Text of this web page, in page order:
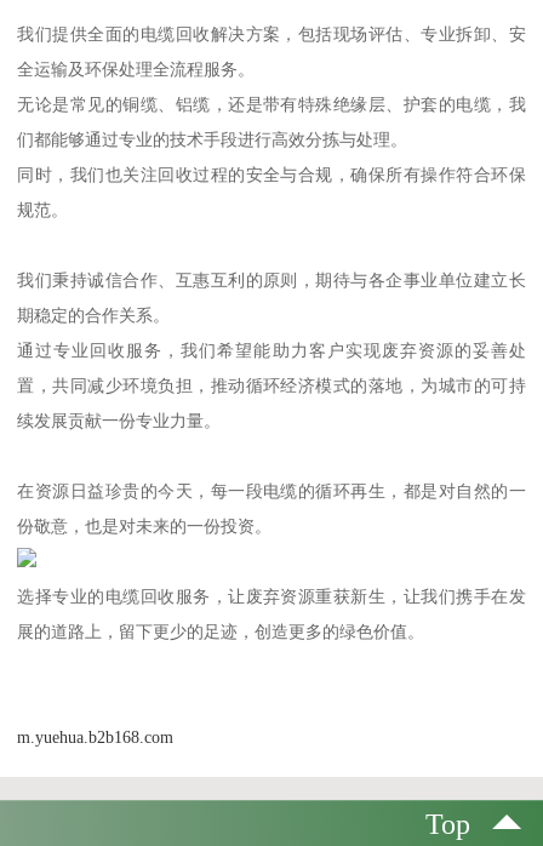
我们提供全面的电缆回收解决方案，包括现场评估、专业拆卸、安
全运输及环保处理全流程服务。
无论是常见的铜缆、铝缆，还是带有特殊绝缘层、护套的电缆，我
们都能够通过专业的技术手段进行高效分拣与处理。
同时，我们也关注回收过程的安全与合规，确保所有操作符合环保
规范。
我们秉持诚信合作、互惠互利的原则，期待与各企事业单位建立长
期稳定的合作关系。
通过专业回收服务，我们希望能助力客户实现废弃资源的妥善处
置，共同减少环境负担，推动循环经济模式的落地，为城市的可持
续发展贡献一份专业力量。
在资源日益珍贵的今天，每一段电缆的循环再生，都是对自然的一
份敬意，也是对未来的一份投资。
选择专业的电缆回收服务，让废弃资源重获新生，让我们携手在发
展的道路上，留下更少的足迹，创造更多的绿色价值。
m.yuehua.b2b168.com
Top